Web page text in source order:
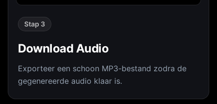
Stap 3
Download Audio
Exporteer een schoon MP3-bestand zodra de
gegenereerde audio klaar is.